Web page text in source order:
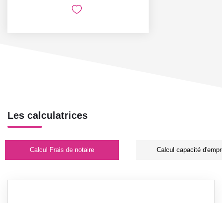
Les calculatrices
Calcul Frais de notaire Calcul capacité